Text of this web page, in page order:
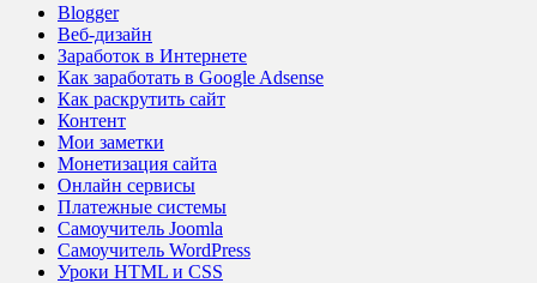
Blogger
Веб-дизайн
Заработок в Интернете
Как заработать в Google Adsense
Как раскрутить сайт
Контент
Мои заметки
Монетизация сайта
Онлайн сервисы
Платежные системы
Самоучитель Joomla
Самоучитель WordPress
Уроки HTML и CSS